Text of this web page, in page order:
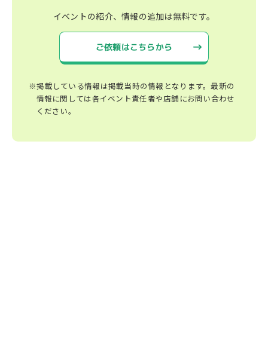
イベントの紹介、情報の追加は無料です。
ご依頼はこちらから
※掲載している情報は掲載当時の情報となります。最新の
情報に関しては各イベント責任者や店舗にお問い合わせ
ください。